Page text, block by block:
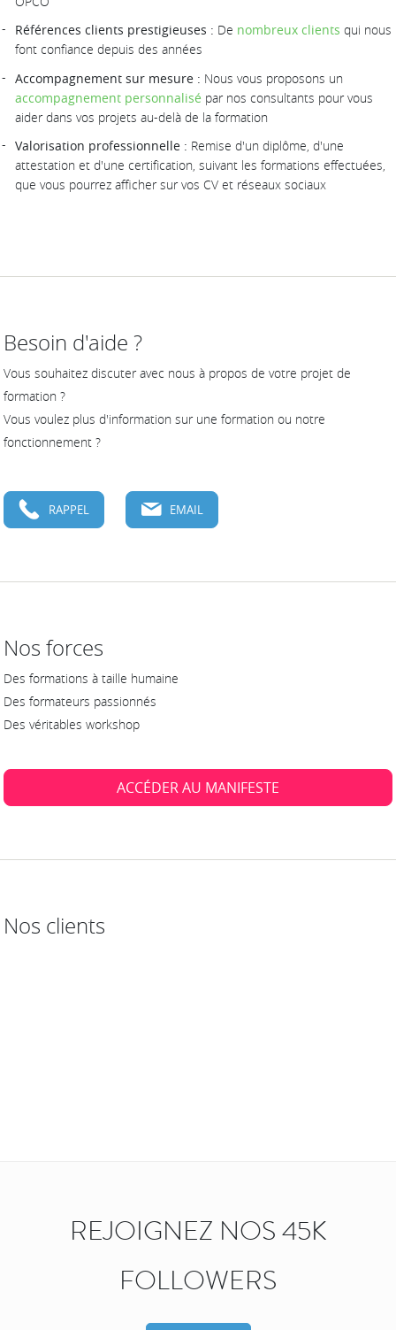
Références clients prestigieuses : De nombreux clients qui nous
font confiance depuis des années
Accompagnement sur mesure : Nous vous proposons un
accompagnement personnalisé par nos consultants pour vous
aider dans vos projets au-delà de la formation
Valorisation professionnelle : Remise d'un diplôme, d'une
attestation et d'une certification, suivant les formations effectuées,
que vous pourrez afficher sur vos CV et réseaux sociaux
Besoin d'aide ?
Vous souhaitez discuter avec nous à propos de votre projet de
formation ?
Vous voulez plus d'information sur une formation ou notre
fonctionnement ?
RAPPEL EMAIL
Nos forces
Des formations à taille humaine
Des formateurs passionnés
Des véritables workshop
ACCÉDER AU MANIFESTE
Nos clients
REJOIGNEZ NOS 45K
FOLLOWERS